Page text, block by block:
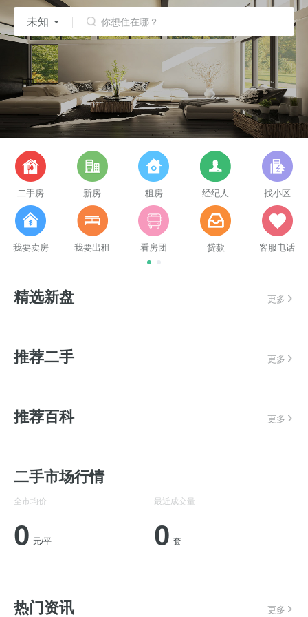
未知 你想住在哪？
二手房 新房 租房 经纪人 找小区
我要卖房 我要出租 看房团 贷款 客服电话
精选新盘 更多
推荐二手 更多
推荐百科 更多
二手市场行情
全市均价
0 元/平
最近成交量
0 套
热门资讯 更多